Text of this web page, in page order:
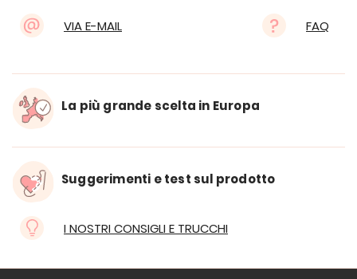
VIA E-MAIL FAQ
La più grande scelta in Europa
Suggerimenti e test sul prodotto
I NOSTRI CONSIGLI E TRUCCHI